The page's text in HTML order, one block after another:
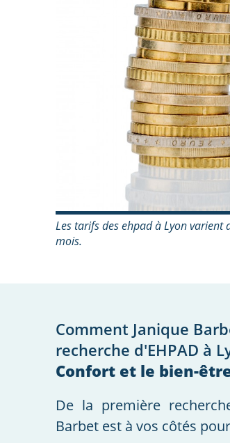
Les tarifs des ehpad à Lyon varient
mois.
Comment Janique
recherche d'EHPAD à
Confort et le bien-
De la première
Barbet est à vos côtés